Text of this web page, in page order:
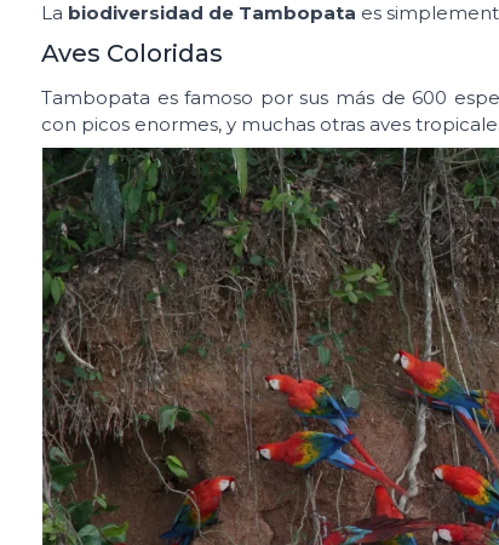
La biodiversidad de Tambopata es
Aves Coloridas
Tambopata es famoso por sus más de 600
con picos enormes, y muchas otras aves